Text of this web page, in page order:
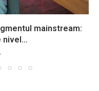
mainstream:
nivel...